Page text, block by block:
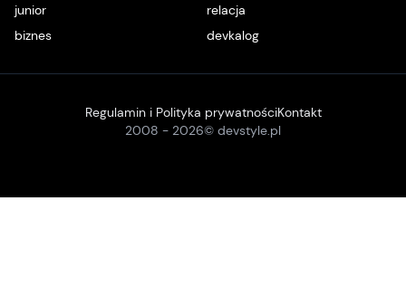
junior
relacja
biznes
devkalog
2008 - 2026© devstyle.pl
Regulamin i Polityka prywatnościKontakt